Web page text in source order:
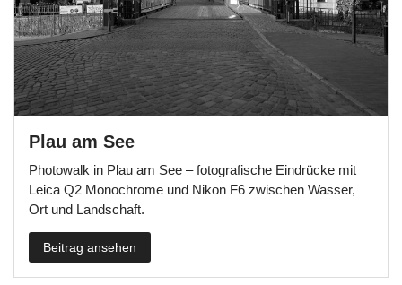
Plau am See
Photowalk in Plau am See – fotografische Eindrücke mit
Leica Q2 Monochrome und Nikon F6 zwischen Wasser,
Ort und Landschaft.
Beitrag ansehen